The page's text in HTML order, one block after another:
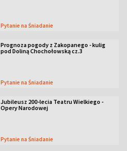
Pytanie na Śniadanie
Prognoza pogody z Zakopanego - kulig
pod Doliną Chochołowską cz.3
Pytanie na Śniadanie
Jubileusz 200-lecia Teatru Wielkiego -
Opery Narodowej
Pytanie na Śniadanie